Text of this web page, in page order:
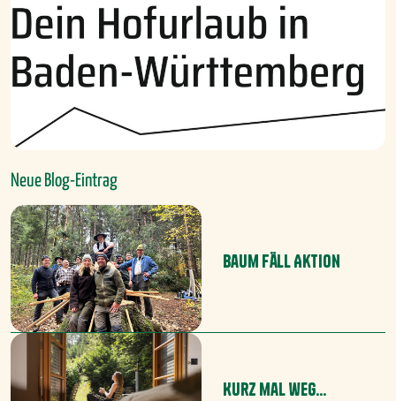
Neue Blog-Eintrag
Baum Fäll Aktion
Kurz mal weg...